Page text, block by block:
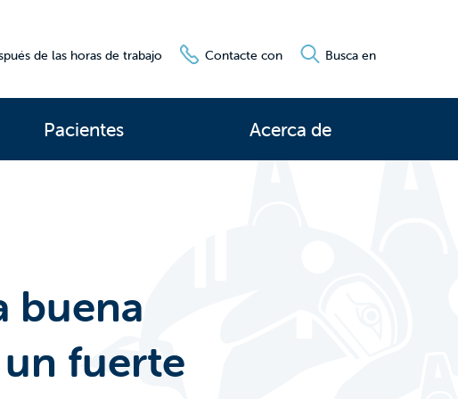
Pacientes Acerca de
de las horas de trabajo Contacte con Busca en
buena
fuerte